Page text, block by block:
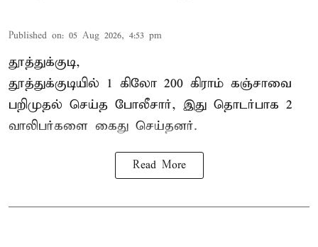
Published on: 05 Aug 2026, 4:53 pm
தூத்துக்குடி,
தூத்துக்குடியில் 1 கிலோ 200 கிராம் கஞ்சாவை
பறிமுதல் செய்த போலீசார், இது தொடர்பாக 2
வாலிபர்களை கைது செய்தனர்.
Read More